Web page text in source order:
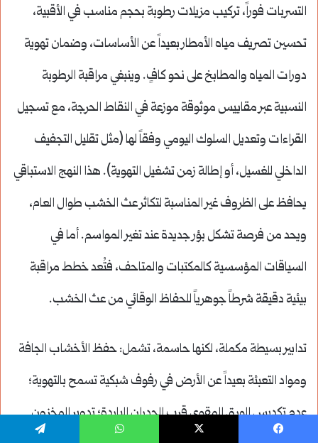
التسربات فوراً، تركيب مزيلات رطوبة بحجم مناسب في الأقبية،
تحسين تصريف مياه الأمطار بعيداً عن الأساسات، وضمان تهوية
دورات المياه والمطابخ على نحو كافٍ. وينبغي مراقبة الرطوبة
النسبية عبر مقاييس موثوقة موزعة في النقاط الحرجة، مع تسجيل
القراءات وتعديل السلوك اليومي وفقاً لها (مثل تقليل التجفيف
الداخلي للغسيل، أو إطالة زمن تشغيل التهوية). هذا النهج الاستباقي
يحافظ على الظروف غير المناسبة لتكاثر عث الخشب طوال العام،
ويحد من فرصة تشكل بؤر جديدة عند تغير المواسم. أما في
السياقات المؤسسية كالمكتبات والمتاحف، فتُعد خطط مراقبة
بيئية دقيقة شرطاً جوهرياً للحفاظ الوقائي من عث الخشب.
تدابير بسيطة مكملة، لكنها حاسمة، تشمل: حفظ الأخشاب الجافة
ومواد التعبئة بعيداً عن الأرض في رفوف شبكية تسمح بالتهوية؛
عدم تكديس الورق المقوى قرب الجدران الباردة؛ تدوير المخزون